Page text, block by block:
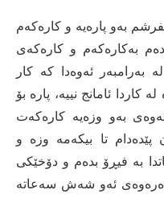
به‌و پارەیه‌ و كاره‌كه‌م
به‌كاره‌كه‌م و كاره‌كه‌ی
به‌رامبه‌ر ئه‌وه‌دا كه ‌كار
كاردا ئامانج نییه‌، پاره‌ بۆ
به‌و وزه‌یه‌ كاره‌كه‌ت
پێده‌دام تا بیكه‌مه‌ وزه ‌و
به‌ فیڕۆ بده‌م و دۆخێكی
ئه‌و شه‌ش سه‌عاته‌